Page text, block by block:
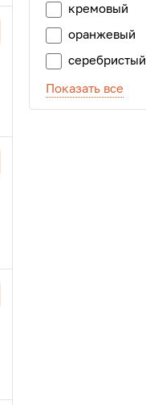
кремовый
оранжевый
серебристый
Показать все